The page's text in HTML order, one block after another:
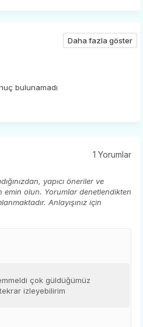
Daha fazla göster
bulunamadı
1 Yorumlar
yapıcı öneriler ve
olun. Yorumlar denetlendikten
Anlayışınız için
çok güldüğümüz
izleyebilirim